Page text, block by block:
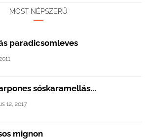
MOST NÉPSZERŰ
paradicsomleves
sóskaramellás...
12, 2017
mignon